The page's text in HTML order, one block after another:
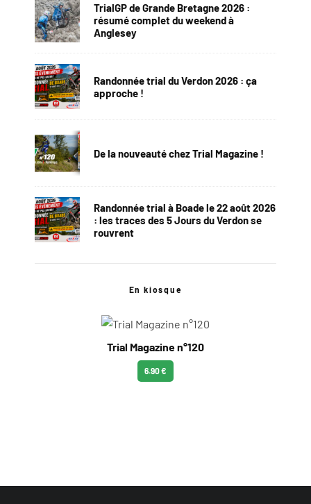
TrialGP de Grande Bretagne 2026 :
résumé complet du weekend à
Anglesey
Randonnée trial du Verdon 2026 : ça
approche !
De la nouveauté chez Trial Magazine !
Randonnée trial à Boade le 22 août 2026
: les traces des 5 Jours du Verdon se
rouvrent
En kiosque
Trial Magazine n°120
6.90 €